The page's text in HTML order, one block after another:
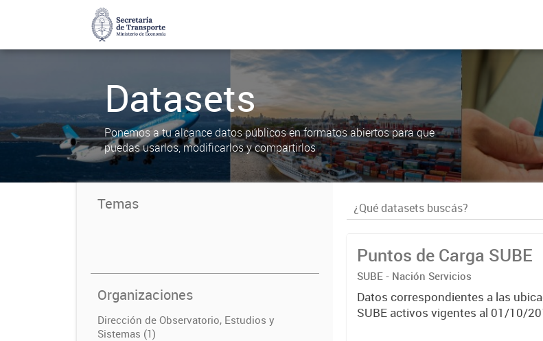
Datasets
Ponemos a tu alcance datos públicos en formatos abiertos para que
puedas usarlos, modificarlos y compartirlos
Temas
Organizaciones
Dirección de Observatorio, Estudios y
Sistemas (1)
Puntos de Carga SUBE
SUBE - Nación Servicios
Datos correspondientes a las
SUBE activos vigentes al 01/10/